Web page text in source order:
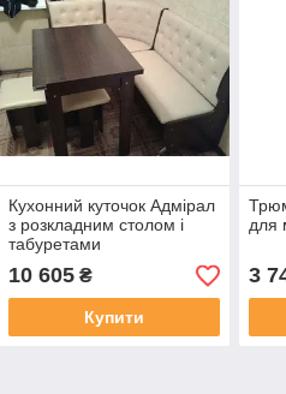
Кухонний куточок Адмірал
з розкладним столом і
табуретами
10 605₴
Купити
для
3